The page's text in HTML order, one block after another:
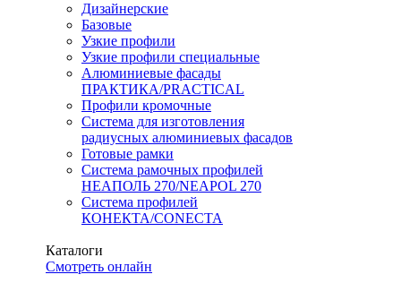
Дизайнерские
Базовые
Узкие профили
Узкие профили специальные
Алюминиевые фасады
ПРАКТИКА/PRACTICAL
Профили кромочные
Система для изготовления
радиусных алюминиевых фасадов
Готовые рамки
Система рамочных профилей
НЕАПОЛЬ 270/NEAPOL 270
Система профилей
КОНЕКТА/CONECTA
Каталоги
Смотреть онлайн